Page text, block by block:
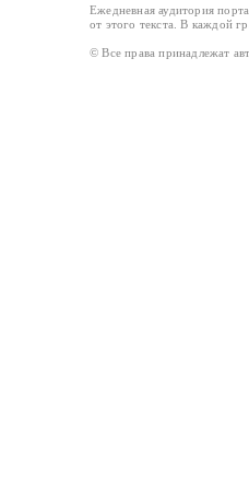
Ежедневная аудитория
от этого текста. В каждой
© Все права принадлежат